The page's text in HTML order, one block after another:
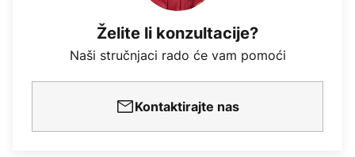
Želite li konzultacije?
Naši stručnjaci rado će vam pomoći
Kontaktirajte nas